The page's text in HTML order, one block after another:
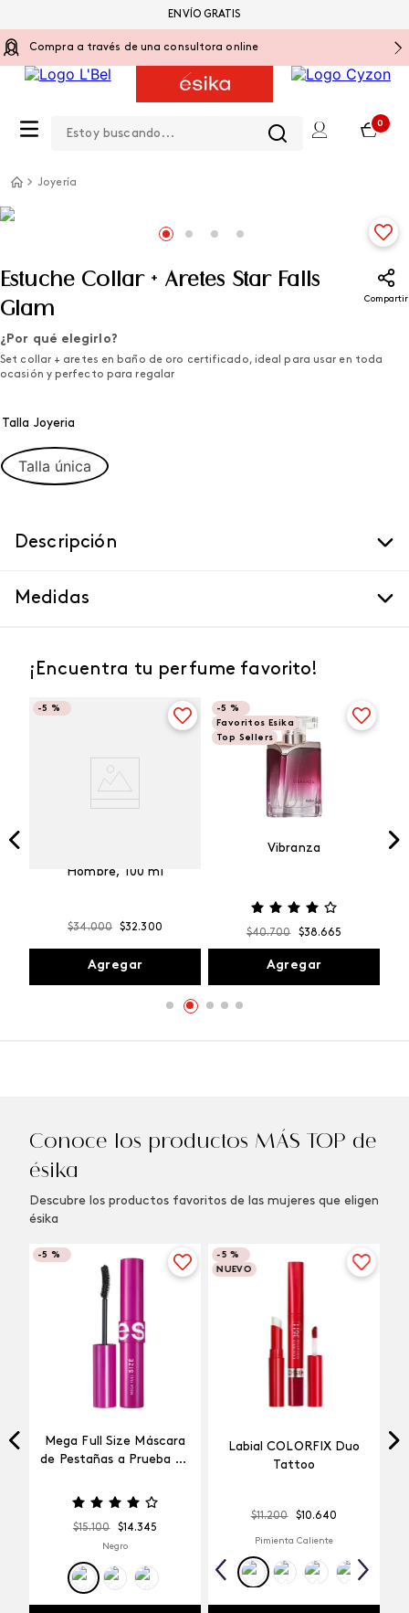
Compra a través de una consultora online
0
ENVÍO GRATIS
Joyería
Estuche Collar + Aretes Star Falls
Glam
Compartir
¿Por qué elegirlo?
Set collar + aretes en baño de oro certificado, ideal para usar en toda
ocasión y perfecto para regalar
Talla Joyeria
Talla única
Descripción
Medidas
¡Encuentra tu perfume favorito!
-5 %
Hombre, 100 ml
$34.000 $32.300
Agregar
-5 %
Favoritos Esika
Top Sellers
Vibranza
$40.700 $38.665
Agregar
Conoce los productos MÁS TOP de
ésika
Descubre los productos favoritos de las mujeres que eligen
ésika
-5 %
Mega Full Size Máscara
de Pestañas a Prueba de
$15.100 $14.345
Negro
-5 %
NUEVO
Labial COLORFIX Duo
Tattoo
$11.200 $10.640
Pimienta Caliente